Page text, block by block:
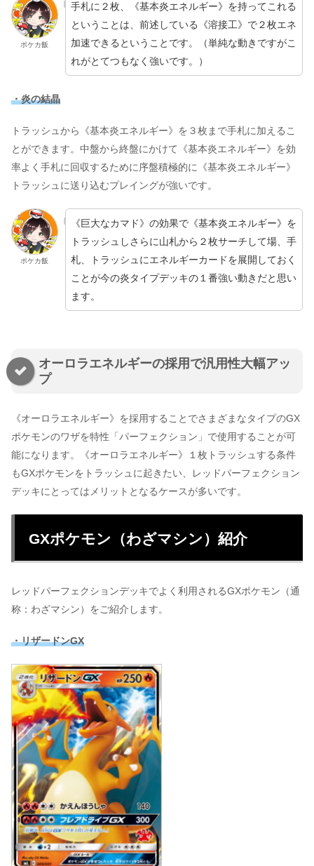
ポケカ飯
手札に２枚、《基本炎エネルギー》を持ってこれる
ということは、前述している《溶接工》で２枚エネ
加速できるということです。（単純な動きですがこ
れがとてつもなく強いです。）
・炎の結晶
トラッシュから《基本炎エネルギー》を３枚まで手札に加えるこ
とができます。中盤から終盤にかけて《基本炎エネルギー》を効
率よく手札に回収するために序盤積極的に《基本炎エネルギー》
トラッシュに送り込むプレイングが強いです。
ポケカ飯
《巨大なカマド》の効果で《基本炎エネルギー》を
トラッシュしさらに山札から２枚サーチして場、手
札、トラッシュにエネルギーカードを展開しておく
ことが今の炎タイプデッキの１番強い動きだと思い
ます。
オーロラエネルギーの採用で汎用性大幅アッ
プ
《オーロラエネルギー》を採用することでさまざまなタイプのGX
ポケモンのワザを特性「パーフェクション」で使用することが可
能になります。《オーロラエネルギー》１枚トラッシュする条件
もGXポケモンをトラッシュに起きたい、レッドパーフェクション
デッキにとってはメリットとなるケースが多いです。
GXポケモン（わざマシン）紹介
レッドパーフェクションデッキでよく利用されるGXポケモン（通
称：わざマシン）をご紹介します。
・リザードンGX